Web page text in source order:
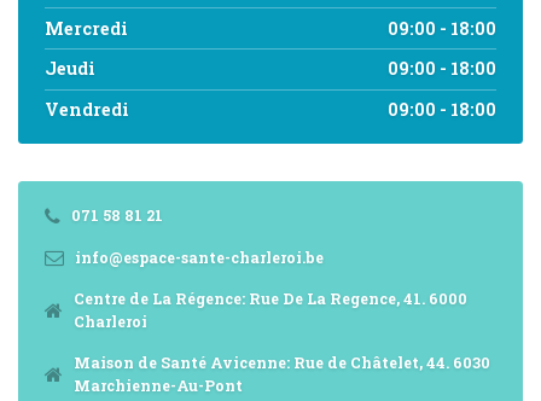
Mercredi
09:00 - 18:00
Jeudi
09:00 - 18:00
Vendredi
09:00 - 18:00
071 58 81 21
info@espace-sante-charleroi.be
Centre de La Régence: Rue De La Regence, 41. 6000
Charleroi
Maison de Santé Avicenne: Rue de Châtelet, 44. 6030
Marchienne-Au-Pont